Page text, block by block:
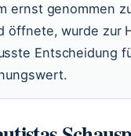
ernst genommen
öffnete, wurde zur
Entscheidung